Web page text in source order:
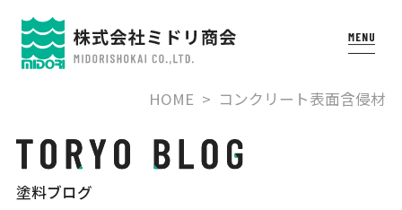
HOME コンクリート表面含侵材
塗料ブログ